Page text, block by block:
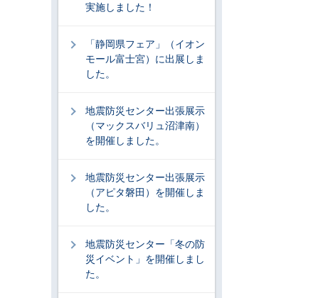
実施しました！
「静岡県フェア」（イオン
モール富士宮）に出展しま
した。
地震防災センター出張展示
（マックスバリュ沼津南）
を開催しました。
地震防災センター出張展示
（アピタ磐田）を開催しま
した。
地震防災センター「冬の防
災イベント」を開催しまし
た。